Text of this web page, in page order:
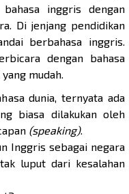
inggris dengan
Di jenjang pendidikan
berbahasa inggris.
dengan bahasa
mudah.
dunia, ternyata ada
biasa dilakukan oleh
(speaking).
Inggris sebagai negara
luput dari kesalahan